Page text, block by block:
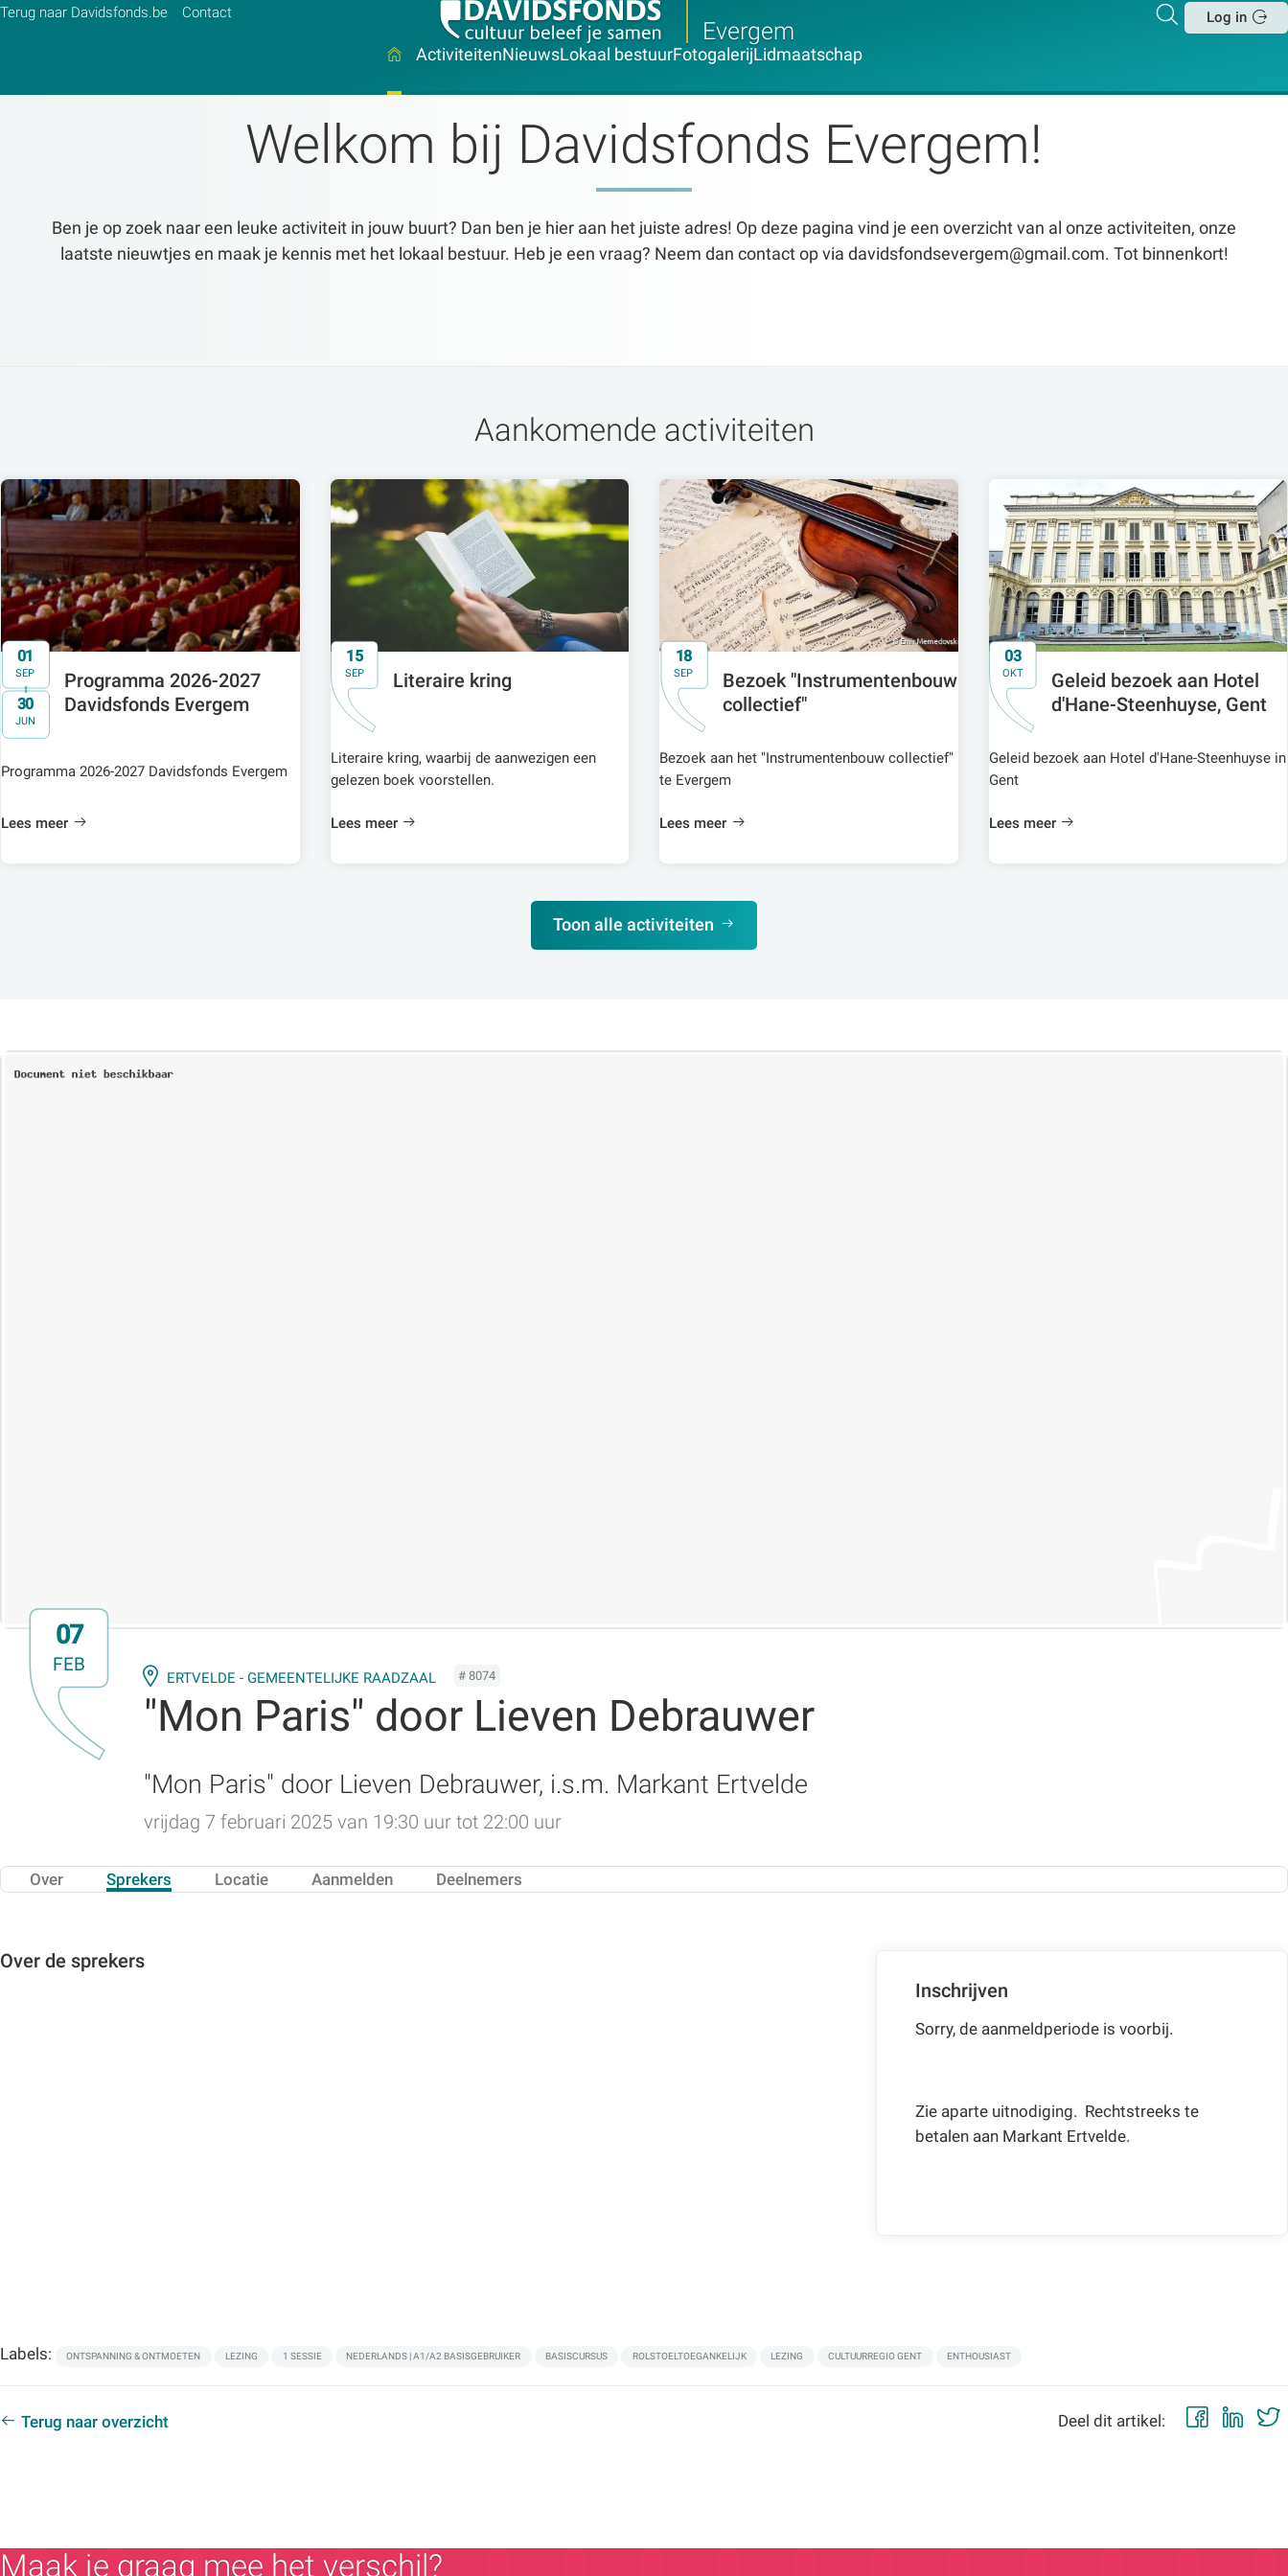
Terug naar Davidsfonds.be Contact
Evergem
Zoeken
Log in
ActiviteitenNieuwsLokaal bestuurFotogalerijLidmaatschap
Welkom bij Davidsfonds Evergem!
Ben je op zoek naar een leuke activiteit in jouw buurt? Dan ben je hier aan het juiste adres! Op deze pagina vind je een overzicht van al onze activiteiten, onze
laatste nieuwtjes en maak je kennis met het lokaal bestuur. Heb je een vraag? Neem dan contact op via davidsfondsevergem@gmail.com. Tot binnenkort!
Aankomende activiteiten
01
SEP
t/m
30
JUN
Programma 2026-2027
Davidsfonds Evergem
Programma 2026-2027 Davidsfonds Evergem
Lees meer
15
SEP Literaire kring
Literaire kring, waarbij de aanwezigen een
gelezen boek voorstellen.
Lees meer
18
SEP
Bezoek "Instrumentenbouw
collectief"
Bezoek aan het "Instrumentenbouw collectief"
te Evergem
Lees meer
03
OKT
Geleid bezoek aan Hotel
d'Hane-Steenhuyse, Gent
Geleid bezoek aan Hotel d'Hane-Steenhuyse in
Gent
Lees meer
Toon alle activiteiten
07
FEB
ERTVELDE - GEMEENTELIJKE RAADZAAL # 8074
"Mon Paris" door Lieven Debrauwer
"Mon Paris" door Lieven Debrauwer, i.s.m. Markant Ertvelde
vrijdag 7 februari 2025 van 19:30 uur tot 22:00 uur
Over Sprekers Locatie Aanmelden Deelnemers
Over de sprekers
Inschrijven
Sorry, de aanmeldperiode is voorbij.
Zie aparte uitnodiging. Rechtstreeks te
betalen aan Markant Ertvelde.
Labels: ONTSPANNING & ONTMOETEN LEZING 1 SESSIE NEDERLANDS | A1/A2 BASISGEBRUIKER BASISCURSUS ROLSTOELTOEGANKELIJK LEZING CULTUURREGIO GENT ENTHOUSIAST
Terug naar overzicht Deel dit artikel:
Maak je graag mee het verschil?